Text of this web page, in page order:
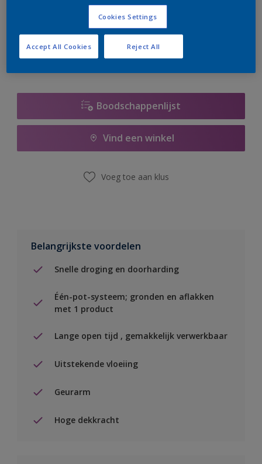
Op dit moment is het niet mogelijk dit product online
te bestellen. Houd de website in de gaten, we werken
er hard aan om de voorraad aan te vullen.
Boodschappenlijst
Vind een winkel
Voeg toe aan klus
Belangrijkste voordelen
Snelle droging en doorharding
Één-pot-systeem; gronden en aflakken
met 1 product
Lange open tijd , gemakkelijk verwerkbaar
Uitstekende vloeiing
Geurarm
Hoge dekkracht
Cookies Settings
Reject All
Accept All Cookies